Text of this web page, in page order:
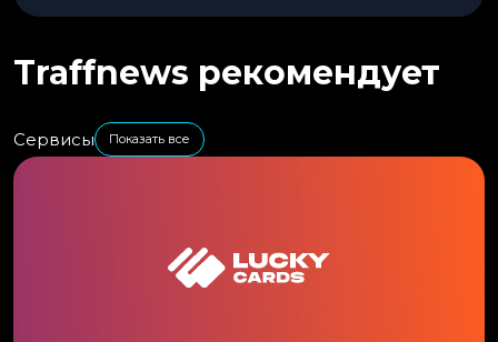
Traffnews рекомендует
Сервисы Показать все